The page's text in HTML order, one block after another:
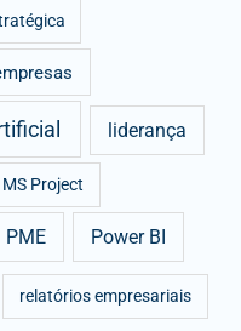
liderança
MS Project
PME Power BI
relatórios empresariais